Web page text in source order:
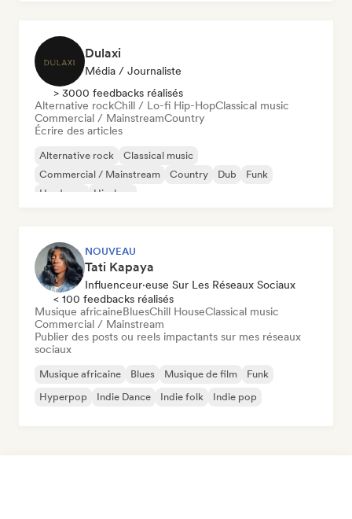
Dulaxi
Média / Journaliste
> 3000 feedbacks réalisés
Alternative rockChill / Lo-fi Hip-HopClassical music
Commercial / MainstreamCountry
Écrire des articles
Alternative rock
Classical music
Commercial / Mainstream
Country Dub
Funk
Hardcore
Hip-hop
NOUVEAU
Tati Kapaya
Influenceur·euse Sur Les Réseaux Sociaux
< 100 feedbacks réalisés
Musique africaineBluesChill HouseClassical music
Commercial / Mainstream
Publier des posts ou reels impactants sur mes réseaux
sociaux
Musique africaine Blues Musique de film
Funk
Hyperpop
Indie Dance Indie folk Indie pop